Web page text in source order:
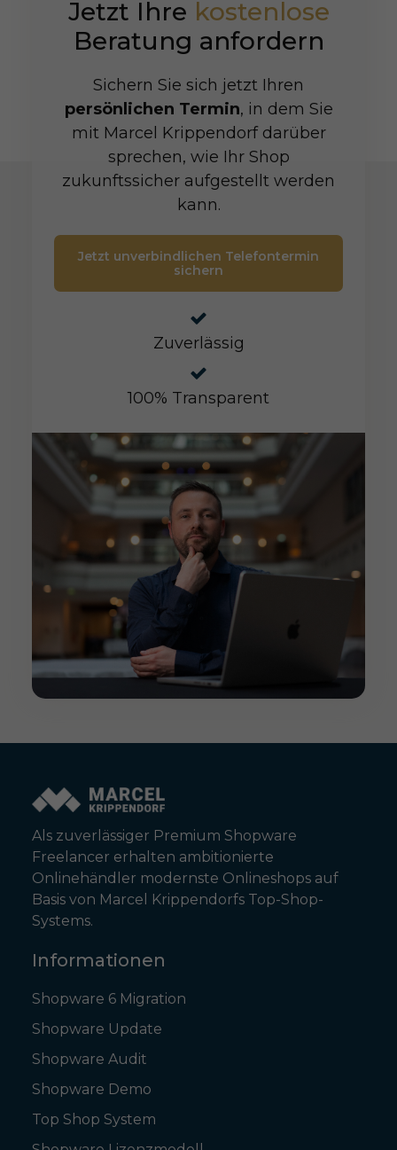
Jetzt Ihre kostenlose
Beratung anfordern
Sichern Sie sich jetzt Ihren
persönlichen Termin, in dem Sie
mit Marcel Krippendorf darüber
sprechen, wie Ihr Shop
zukunftssicher aufgestellt werden
kann.
Jetzt unverbindlichen Telefontermin
sichern
Zuverlässig
100% Transparent
Als zuverlässiger Premium Shopware
Freelancer erhalten ambitionierte
Onlinehändler modernste Onlineshops auf
Basis von Marcel Krippendorfs Top-Shop-
Systems.
Informationen
Shopware 6 Migration
Shopware Update
Shopware Audit
Shopware Demo
Top Shop System